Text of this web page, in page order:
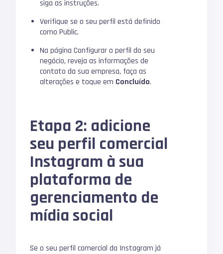
siga as instruções.
Verifique se o seu perfil está definido
como Public.
Na página Configurar o perfil do seu
negócio, reveja as informações de
contato da sua empresa, faça as
alterações e toque em Concluído.
Etapa 2: adicione
seu perfil comercial
Instagram à sua
plataforma de
gerenciamento de
mídia social
Se o seu perfil comercial da Instagram já